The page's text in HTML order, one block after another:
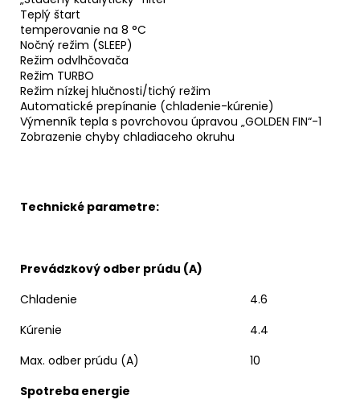
Teplý štart
temperovanie na 8 °C
Nočný režim (SLEEP)
Režim odvlhčovača
Režim TURBO
Režim nízkej hlučnosti/tichý režim
Automatické prepínanie (chladenie-kúrenie)
Výmenník tepla s povrchovou úpravou „GOLDEN FIN“-1
Zobrazenie chyby chladiaceho okruhu
Technické parametre:
Prevádzkový odber prúdu (A)
Chladenie
4.6
Kúrenie
4.4
Max. odber prúdu (A)
10
Spotreba energie